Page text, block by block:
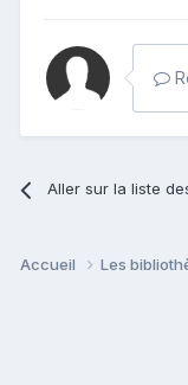
Aller sur la liste
Accueil Les